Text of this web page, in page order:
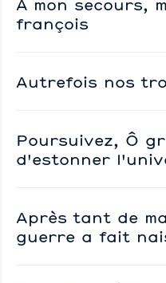
françois
Autrefois nos
Poursuivez, Ô
d'estonner
Après tant de
guerre a fait